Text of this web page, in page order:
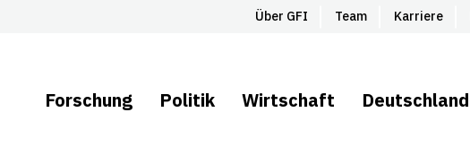
Über GFI Team Karriere
Forschung Politik Wirtschaft Deutschland